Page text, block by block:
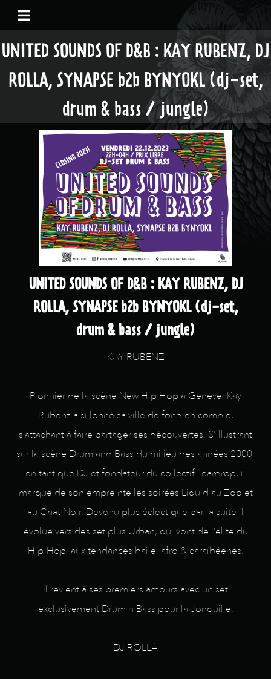
UNITED SOUNDS OF D&B : KAY RUBENZ, DJ
ROLLA, SYNAPSE b2b BYNYOKL (dj-set,
drum & bass / jungle)
UNITED SOUNDS OF D&B : KAY RUBENZ, DJ
ROLLA, SYNAPSE b2b BYNYOKL (dj-set,
drum & bass / jungle)
KAY RUBENZ
Pionnier de la scène New Hip Hop à Genève, Kay
Rubenz a sillonné sa ville de fond en comble,
s’attachant à faire partager ses découvertes. S’illustrant
sur la scène Drum and Bass du milieu des années 2000,
en tant que DJ et fondateur du collectif Teardrop, il
marque de son empreinte les soirées Liquid au Zoo et
au Chat Noir. Devenu plus éclectique par la suite il
évolue vers des set plus Urban, qui vont de l’élite du
Hip-Hop, aux tendances baile, afro & caraïbéenes.
Il revient à ses premiers amours avec un set
exclusivement Drum n Bass pour la Jonquille.
DJ ROLLA